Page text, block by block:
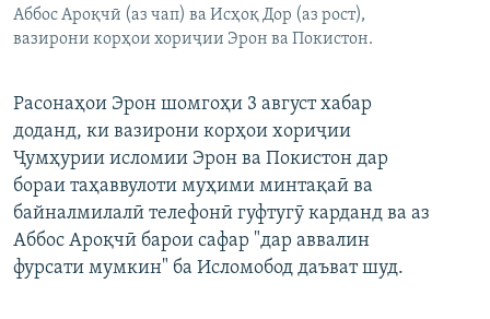
Аббос Ароқчӣ (аз чап) ва Исҳоқ Дор (аз рост),
вазирони корҳои хориҷии Эрон ва Покистон.
Расонаҳои Эрон шомгоҳи 3 август хабар
доданд, ки вазирони корҳои хориҷии
Ҷумҳурии исломии Эрон ва Покистон дар
бораи таҳаввулоти муҳими минтақаӣ ва
байналмилалӣ телефонӣ гуфтугӯ карданд ва аз
Аббос Ароқчӣ барои сафар "дар аввалин
фурсати мумкин" ба Исломобод даъват шуд.